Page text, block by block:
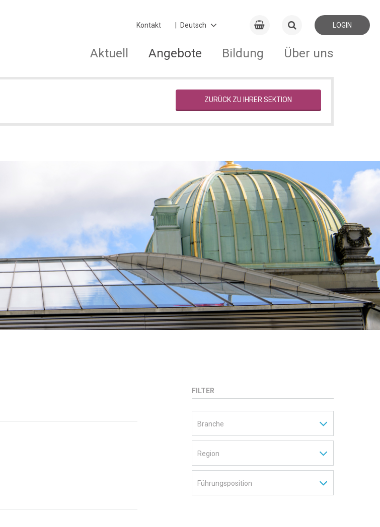
Kontakt LOGIN
Aktuell Angebote Bildung Über uns
ZURÜCK ZU IHRER SEKTION
FILTER